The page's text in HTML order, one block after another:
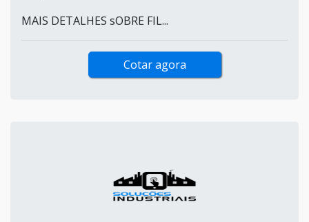
MAIS DETALHES sOBRE FIL...
Cotar agora